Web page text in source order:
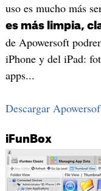
uso es mucho más
es más limpia,
de Apowersoft
iPhone y del iPad:
apps...
Descargar
iFunBox